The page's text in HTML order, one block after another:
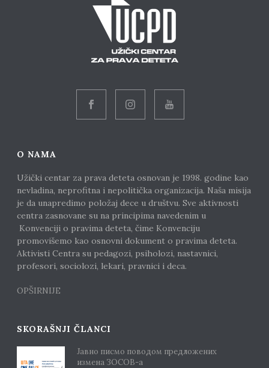
O NAMA
Užički centar za prava deteta osnovan je 1998. godine kao
nevladina, neprofitna i nepolitička organizacija. Naša misija
je da unapredimo položaj dece u društvu. Sve aktivnosti
centra zasnovane su na principima navedenim u
Konvenciji o pravima deteta, čime Konvenciju
promovišemo kao osnovni dokument o pravima deteta.
Aktivisti Centra su pedagozi, psiholozi, nastavnici,
profesori, sociolozi, lekari, pravnici i deca.
OPŠIRNIJE
SKORAŠNJI ČLANCI
Јавно писмо поводом предложених
измена ЗОСОВ-а